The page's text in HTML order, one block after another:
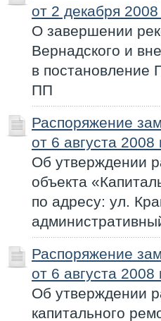
от 2 декабря 2008
О завершении
Вернадского и
в постановление
ПП
Распоряжение
от 6 августа 2008
Об утверждении
объекта
по адресу: ул.
Распоряжение
от 6 августа 2008
Об утверждении
капитального